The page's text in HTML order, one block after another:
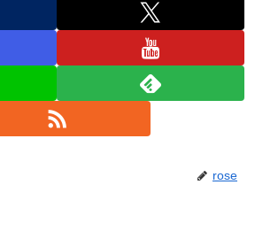
rose